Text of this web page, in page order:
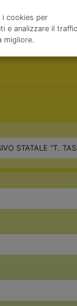
cookies per
e analizzare il
migliore.
STATALE “T.